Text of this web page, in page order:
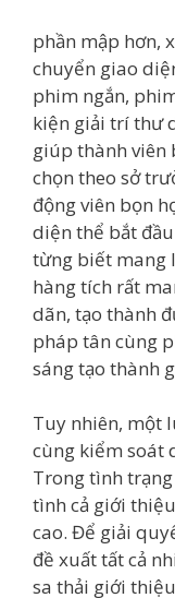
phần mập hơn,
chuyển giao
phim ngắn,
kiện giải trí thư
giúp thành viên
chọn theo sở
động viên bọn
diện thể bắt
từng biết mang
hàng tích rất
dãn, tạo thành
pháp tân cùng
sáng tạo thành
Tuy nhiên, một
cùng kiểm soát
Trong tình
tình cả giới
cao. Để giải
đề xuất tất cả
sa thải giới